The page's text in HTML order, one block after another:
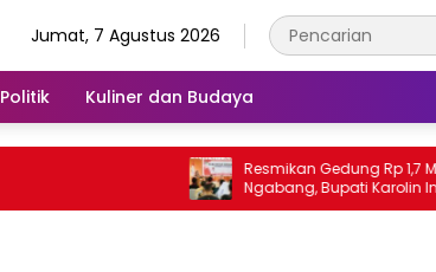
Jumat, 7 Agustus 2026
Politik Kuliner dan Budaya
Resmikan Gedung Rp 1,7 Miliar SDN 10
Ngabang, Bupati Karolin Ingatkan Guru
Pahami Karakter Generasi Alpha